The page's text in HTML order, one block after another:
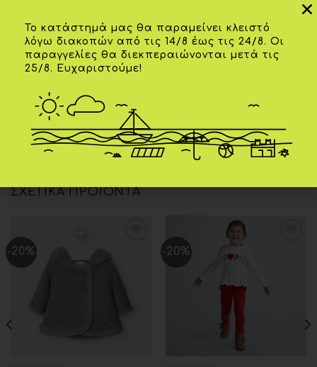
Επιπλέον πληροφορίες
ΗΛΙΚΊΑ
ΧΡΏΜΑ Κίτρινο απαλό
ΣΧΕΤΙΚΆ ΠΡΟΪΌΝΤΑ
-20% -20%
Το κατάστημά μας θα παραμείνει κλειστό
λόγω διακοπών από τις 14/8 έως τις 24/8. Οι
παραγγελίες θα διεκπεραιώνονται μετά τις
25/8. Ευχαριστούμε!